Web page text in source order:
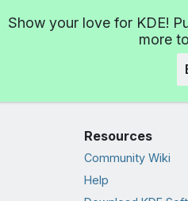
Show your love for KDE!
more
Resources
Community Wiki
Help